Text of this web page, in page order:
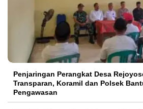
Penjaringan Perangkat Desa
Transparan, Koramil dan Polsek
Pengawasan